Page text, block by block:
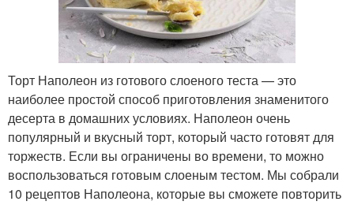
Торт Наполеон из готового слоеного теста — это
наиболее простой способ приготовления знаменитого
десерта в домашних условиях. Наполеон очень
популярный и вкусный торт, который часто готовят для
торжеств. Если вы ограничены во времени, то можно
воспользоваться готовым слоеным тестом. Мы собрали
10 рецептов Наполеона, которые вы сможете повторить